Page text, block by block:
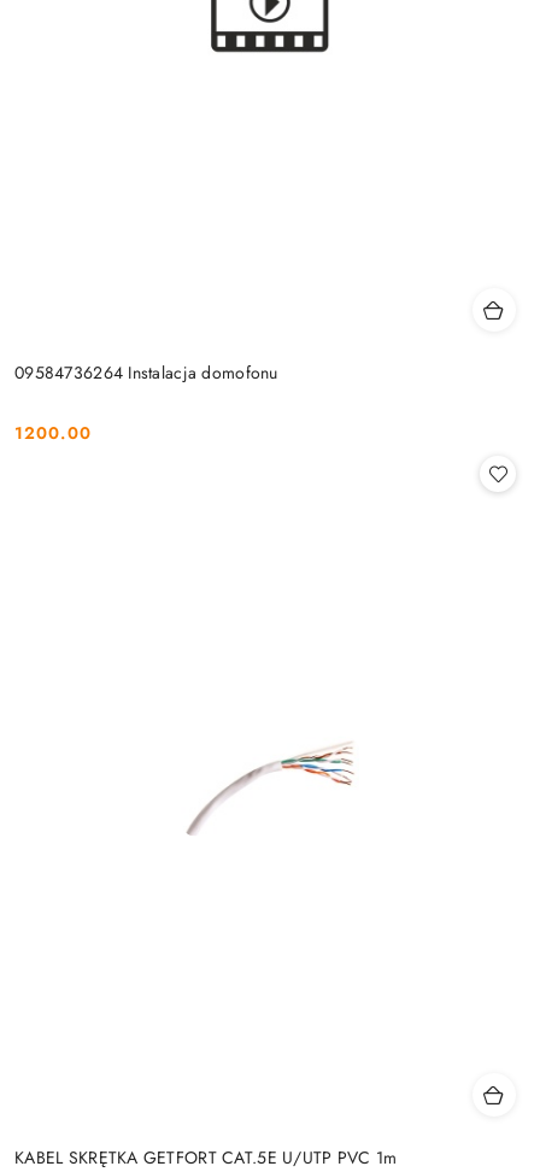
09584736264 Instalacja domofonu
Cena:
1200.00
KABEL SKRĘTKA GETFORT CAT.5E U/UTP PVC 1m